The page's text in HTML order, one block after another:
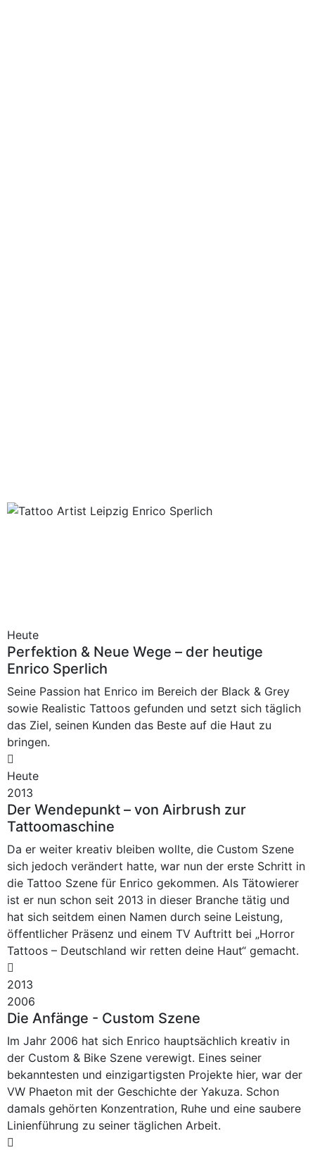
Heute
Perfektion & Neue Wege – der heutige
Enrico Sperlich
Seine Passion hat Enrico im Bereich der Black & Grey
sowie Realistic Tattoos gefunden und setzt sich täglich
das Ziel, seinen Kunden das Beste auf die Haut zu
bringen.
Heute
2013
Der Wendepunkt – von Airbrush zur
Tattoomaschine
Da er weiter kreativ bleiben wollte, die Custom Szene
sich jedoch verändert hatte, war nun der erste Schritt in
die Tattoo Szene für Enrico gekommen. Als Tätowierer
ist er nun schon seit 2013 in dieser Branche tätig und
hat sich seitdem einen Namen durch seine Leistung,
öffentlicher Präsenz und einem TV Auftritt bei „Horror
Tattoos – Deutschland wir retten deine Haut“ gemacht.
2013
2006
Die Anfänge - Custom Szene
Im Jahr 2006 hat sich Enrico hauptsächlich kreativ in
der Custom & Bike Szene verewigt. Eines seiner
bekanntesten und einzigartigsten Projekte hier, war der
VW Phaeton mit der Geschichte der Yakuza. Schon
damals gehörten Konzentration, Ruhe und eine saubere
Linienführung zu seiner täglichen Arbeit.